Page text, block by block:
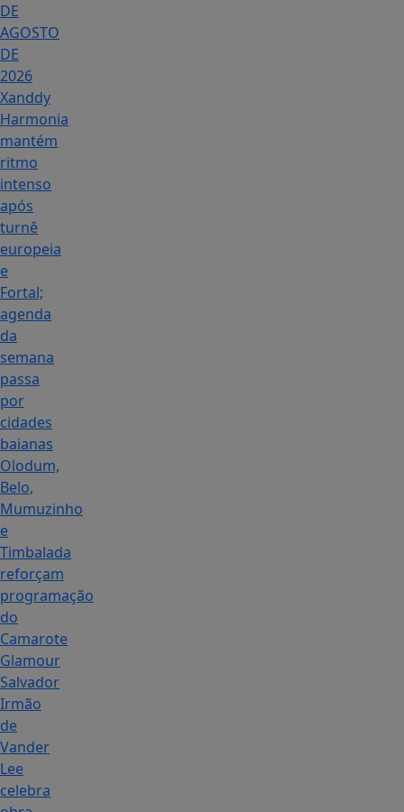
DE
AGOSTO
DE
2026
Xanddy
Harmonia
mantém
ritmo
intenso
após
turnê
europeia
e
Fortal;
agenda
da
semana
passa
por
cidades
baianas
Olodum,
Belo,
Mumuzinho
e
Timbalada
reforçam
programação
do
Camarote
Glamour
Salvador
Irmão
de
Vander
Lee
celebra